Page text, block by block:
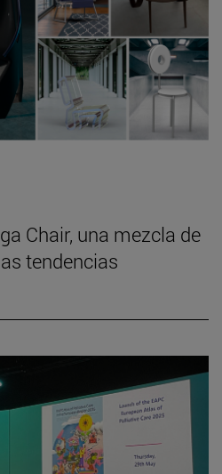
Chair, una mezcla de
tendencias